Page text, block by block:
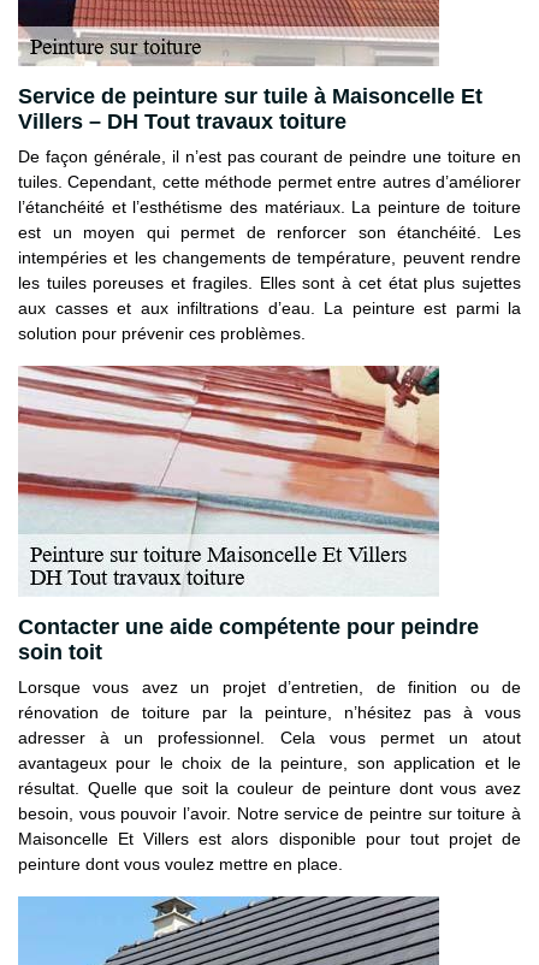
Service de peinture sur tuile à Maisoncelle Et
Villers – DH Tout travaux toiture
De façon générale, il n’est pas courant de peindre une toiture en
tuiles. Cependant, cette méthode permet entre autres d’améliorer
l’étanchéité et l’esthétisme des matériaux. La peinture de toiture
est un moyen qui permet de renforcer son étanchéité. Les
intempéries et les changements de température, peuvent rendre
les tuiles poreuses et fragiles. Elles sont à cet état plus sujettes
aux casses et aux infiltrations d’eau. La peinture est parmi la
solution pour prévenir ces problèmes.
Contacter une aide compétente pour peindre
soin toit
Lorsque vous avez un projet d’entretien, de finition ou de
rénovation de toiture par la peinture, n’hésitez pas à vous
adresser à un professionnel. Cela vous permet un atout
avantageux pour le choix de la peinture, son application et le
résultat. Quelle que soit la couleur de peinture dont vous avez
besoin, vous pouvoir l’avoir. Notre service de peintre sur toiture à
Maisoncelle Et Villers est alors disponible pour tout projet de
peinture dont vous voulez mettre en place.